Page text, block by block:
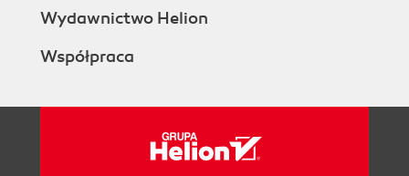
Wydawnictwo Helion
Współpraca